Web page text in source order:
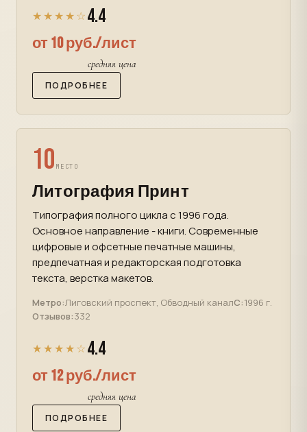
★★★★☆ 4.4
от 10 руб./лист
средняя цена
ПОДРОБНЕЕ
10 МЕСТО
Литография Принт
Типография полного цикла с 1996 года.
Основное направление - книги. Современные
цифровые и офсетные печатные машины,
предпечатная и редакторская подготовка
текста, верстка макетов.
Метро:Лиговский проспект, Обводный каналС:1996 г.
Отзывов:332
★★★★☆ 4.4
от 12 руб./лист
средняя цена
ПОДРОБНЕЕ